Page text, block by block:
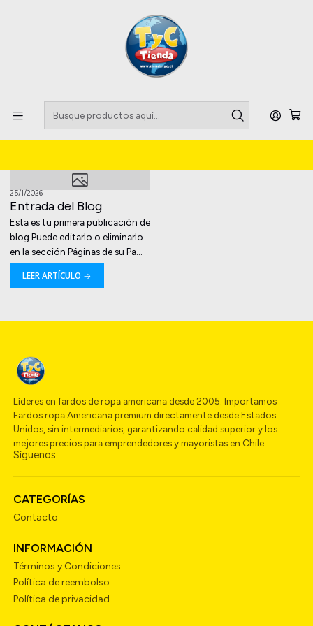
Llegaste a tu Importadora de Fardos !!
Inicio Blog
25/1/2026
Entrada del Blog
Esta es tu primera publicación de
blog.Puede editarlo o eliminarlo
en la sección Páginas de su Pa...
LEER ARTÍCULO
Líderes en fardos de ropa americana desde 2005. Importamos
Fardos ropa Americana premium directamente desde Estados
Unidos, sin intermediarios, garantizando calidad superior y los
mejores precios para emprendedores y mayoristas en Chile.
Síguenos
CATEGORÍAS
Contacto
INFORMACIÓN
Términos y Condiciones
Política de reembolso
Política de privacidad